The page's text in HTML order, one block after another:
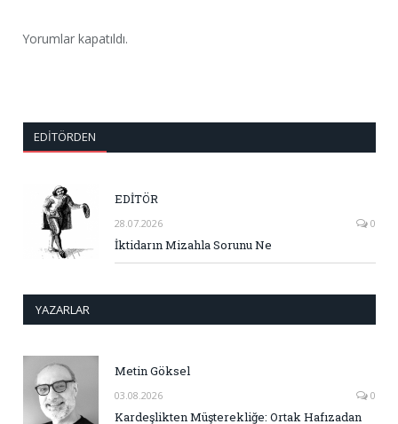
Yorumlar kapatıldı.
EDITÖRDEN
EDİTÖR
28.07.2026 0
İktidarın Mizahla Sorunu Ne
YAZARLAR
Metin Göksel
03.08.2026 0
Kardeşlikten Müşterekliğe: Ortak Hafızadan